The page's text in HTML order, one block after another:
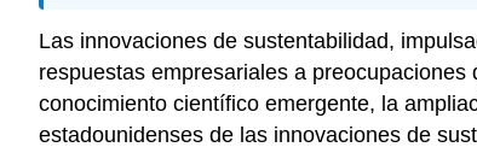
Las innovaciones de sustentabilidad,
respuestas empresariales a
conocimiento científico emergente, la
estadounidenses de las innovaciones de